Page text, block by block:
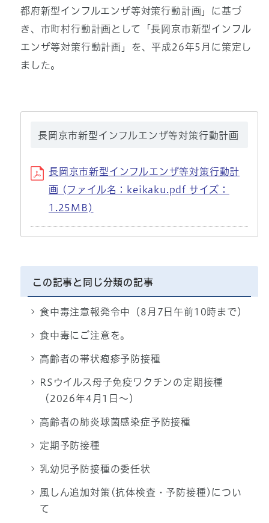
都府新型インフルエンザ等対策行動計画」に基づ
き、市町村行動計画として「長岡京市新型インフル
エンザ等対策行動計画」を、平成26年5月に策定し
ました。
長岡京市新型インフルエンザ等対策行動計画
長岡京市新型インフルエンザ等対策行動計
画 (ファイル名：keikaku.pdf サイズ：
1.25MB)
この記事と同じ分類の記事
食中毒注意報発令中（8月7日午前10時まで）
食中毒にご注意を。
高齢者の帯状疱疹予防接種
RSウイルス母子免疫ワクチンの定期接種
（2026年4月1日～）
高齢者の肺炎球菌感染症予防接種
定期予防接種
乳幼児予防接種の委任状
風しん追加対策(抗体検査・予防接種)につい
て